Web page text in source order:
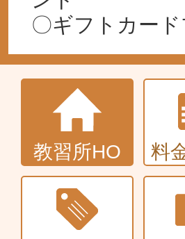
〇ギフトカー
教習所HO 料